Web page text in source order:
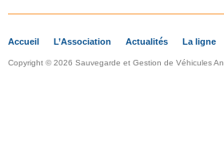
Accueil L’Association Actualités La ligne
Copyright © 2026 Sauvegarde et Gestion de Véhicules